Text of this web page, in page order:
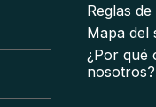
Reglas
Mapa del
¿Por qué
nosotros?